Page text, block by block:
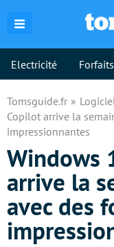
Electricité
Tomsguide.fr
Copilot arrive la
impressionnantes
Windows
arrive la
avec des